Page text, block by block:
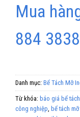
Mua
884 3838
Danh mục: Bể Tách Mỡ
Từ khóa: báo giá bể
công nghiệp bể tách